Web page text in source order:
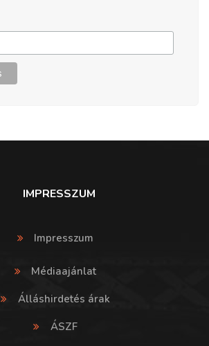
IMPRESSZUM
Impresszum
Médiaajánlat
Álláshirdetés árak
ÁSZF